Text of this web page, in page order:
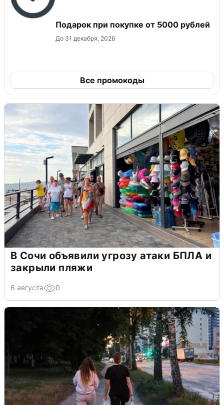
Подарок при покупке от 5000 рублей
До 31 декабря, 2026
Все промокоды
В Сочи объявили угрозу атаки БПЛА и
закрыли пляжи
6 августа 0